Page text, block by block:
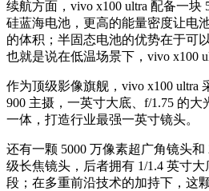
续航方面，vivo x100 ultra 配备一块
硅蓝海电池，更高的能量密度让电
的体积；半固态电池的优势在于可
也就是说在低温场景下，vivo x100
作为顶级影像旗舰，vivo x100 ultra
900 主摄，一英寸大底、f/1.75 的
一体，打造行业最强一英寸镜头。
还有一颗 5000 万像素超广角镜头和
级长焦镜头，后者拥有 1/1.4 英寸
段；在多重前沿技术的加持下，这